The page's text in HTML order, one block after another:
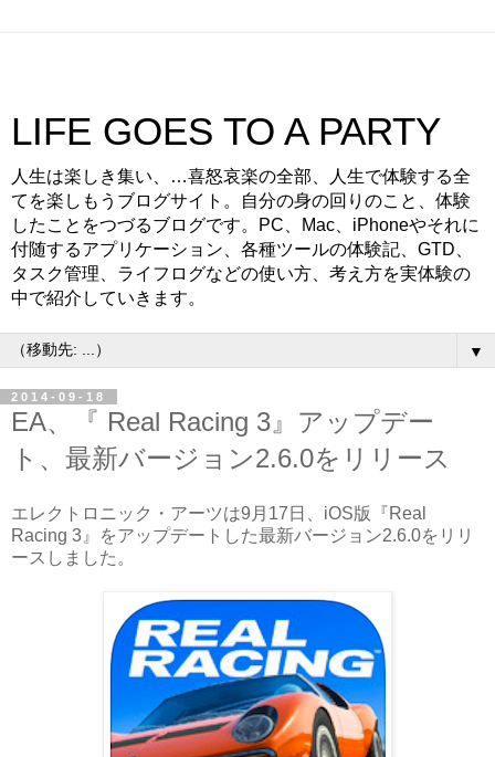
LIFE GOES TO A PARTY
人生は楽しき集い、…喜怒哀楽の全部、人生で体験する全
てを楽しもうブログサイト。自分の身の回りのこと、体験
したことをつづるブログです。PC、Mac、iPhoneやそれに
付随するアプリケーション、各種ツールの体験記、GTD、
タスク管理、ライフログなどの使い方、考え方を実体験の
中で紹介していきます。
▼
2014-09-18
EA、『 Real Racing 3』アップデー
ト、最新バージョン2.6.0をリリース
エレクトロニック・アーツは9月17日、iOS版『Real
Racing 3』をアップデートした最新バージョン2.6.0をリリ
ースしました。